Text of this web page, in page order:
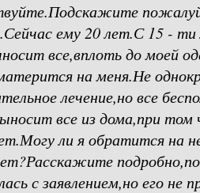
ему 20 лет.С 15 -
все,вплоть до моей
на меня.Не
лечение,но все
все из дома,при том
ли я обратится на
с заявлением,но его не